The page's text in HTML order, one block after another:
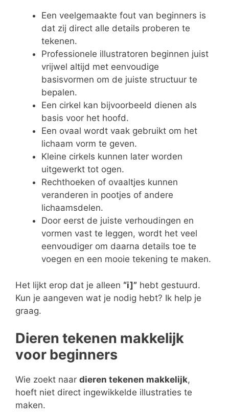
Een veelgemaakte fout van beginners is
dat zij direct alle details proberen te
tekenen.
Professionele illustratoren beginnen juist
vrijwel altijd met eenvoudige
basisvormen om de juiste structuur te
bepalen.
Een cirkel kan bijvoorbeeld dienen als
basis voor het hoofd.
Een ovaal wordt vaak gebruikt om het
lichaam vorm te geven.
Kleine cirkels kunnen later worden
uitgewerkt tot ogen.
Rechthoeken of ovaaltjes kunnen
veranderen in pootjes of andere
lichaamsdelen.
Door eerst de juiste verhoudingen en
vormen vast te leggen, wordt het veel
eenvoudiger om daarna details toe te
voegen en een mooie tekening te maken.
Het lijkt erop dat je alleen “i]” hebt gestuurd.
Kun je aangeven wat je nodig hebt? Ik help je
graag.
Dieren tekenen makkelijk
voor beginners
Wie zoekt naar dieren tekenen makkelijk,
hoeft niet direct ingewikkelde illustraties te
maken.